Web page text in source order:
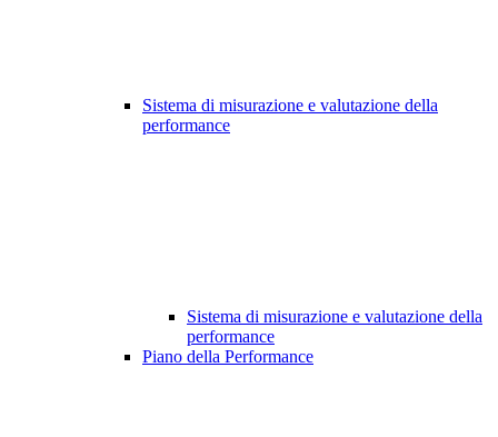
Sistema di misurazione e valutazione della
performance
Sistema di misurazione e valutazione della
performance
Piano della Performance